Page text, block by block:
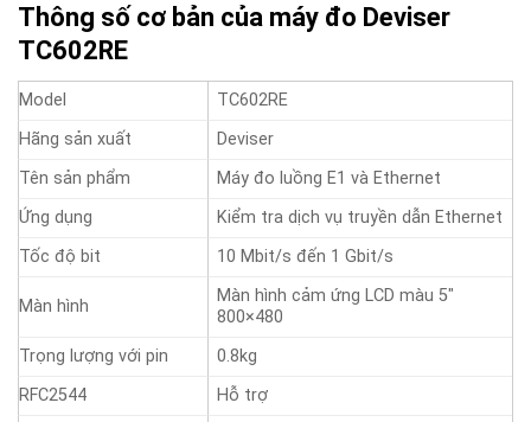
Thông số cơ bản của máy đo Deviser
TC602RE
Model
TC602RE
Hãng sản xuất
Deviser
Tên sản phẩm
Máy đo luồng E1 và Ethernet
Ứng dụng
Kiểm tra dịch vụ truyền dẫn Ethernet
Tốc độ bit
10 Mbit/s đến 1 Gbit/s
Màn hình
Màn hình cảm ứng LCD màu 5″
800×480
Trọng lượng với pin
0.8kg
RFC2544
Hỗ trợ